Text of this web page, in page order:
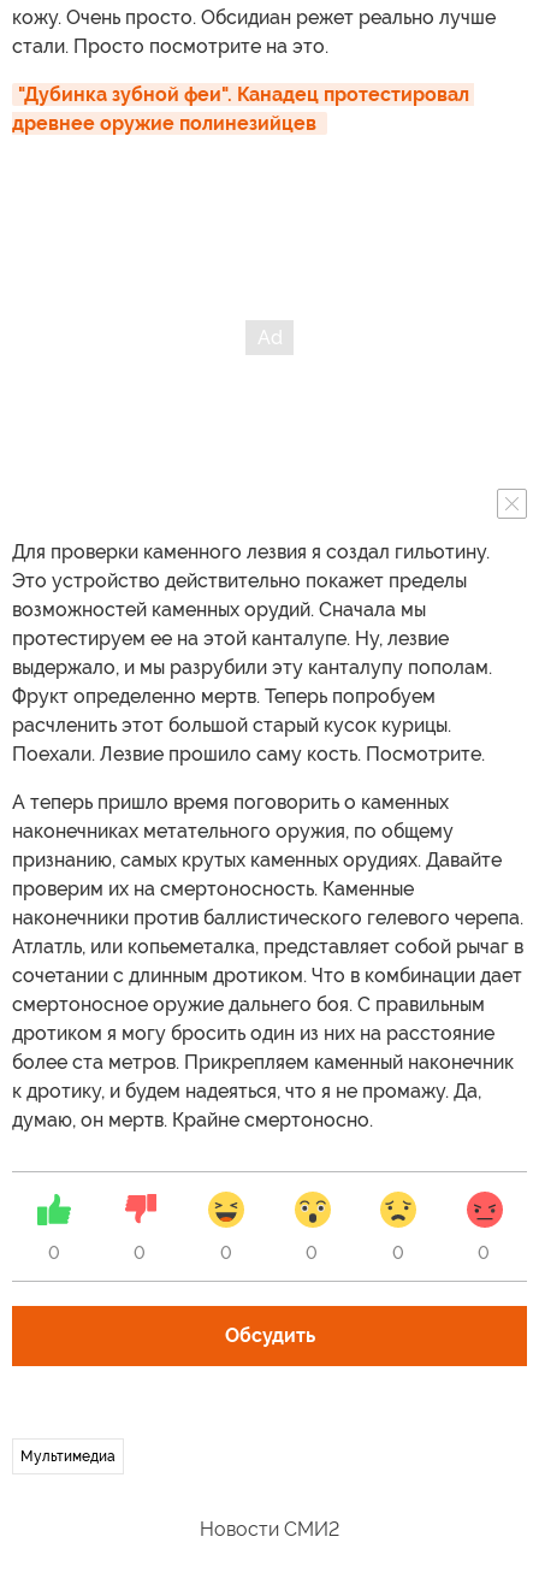
кожу. Очень просто. Обсидиан режет реально лучше
стали. Просто посмотрите на это.
"Дубинка зубной феи". Канадец протестировал
древнее оружие полинезийцев
Для проверки каменного лезвия я создал гильотину.
Это устройство действительно покажет пределы
возможностей каменных орудий. Сначала мы
протестируем ее на этой канталупе. Ну, лезвие
выдержало, и мы разрубили эту канталупу пополам.
Фрукт определенно мертв. Теперь попробуем
расчленить этот большой старый кусок курицы.
Поехали. Лезвие прошило саму кость. Посмотрите.
А теперь пришло время поговорить о каменных
наконечниках метательного оружия, по общему
признанию, самых крутых каменных орудиях. Давайте
проверим их на смертоносность. Каменные
наконечники против баллистического гелевого черепа.
Атлатль, или копьеметалка, представляет собой рычаг в
сочетании с длинным дротиком. Что в комбинации дает
смертоносное оружие дальнего боя. С правильным
дротиком я могу бросить один из них на расстояние
более ста метров. Прикрепляем каменный наконечник
к дротику, и будем надеяться, что я не промажу. Да,
думаю, он мертв. Крайне смертоносно.
0 0 0 0 0 0
Обсудить
Мультимедиа
Новости СМИ2